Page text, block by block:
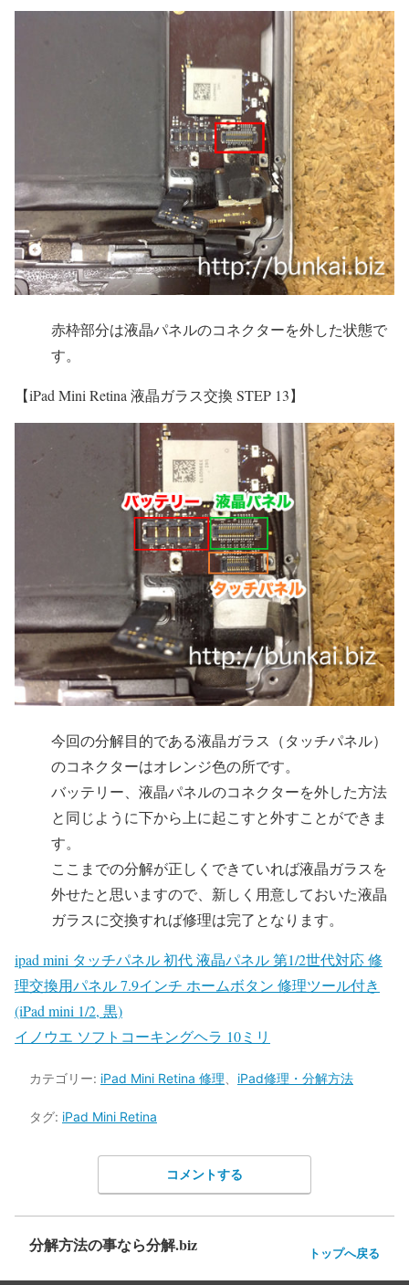
赤枠部分は液晶パネルのコネクターを外した状態で
す。
【iPad Mini Retina 液晶ガラス交換 STEP 13】
今回の分解目的である液晶ガラス（タッチパネル）
のコネクターはオレンジ色の所です。
バッテリー、液晶パネルのコネクターを外した方法
と同じように下から上に起こすと外すことができま
す。
ここまでの分解が正しくできていれば液晶ガラスを
外せたと思いますので、新しく用意しておいた液晶
ガラスに交換すれば修理は完了となります。
ipad mini タッチパネル 初代 液晶パネル 第1/2世代対応 修
理交換用パネル 7.9インチ ホームボタン 修理ツール付き
(iPad mini 1/2, 黒)
イノウエ ソフトコーキングヘラ 10ミリ
カテゴリー: iPad Mini Retina 修理 iPad修理・分解方法
タグ: iPad Mini Retina
コメントする
分解方法の事なら分解.biz トップへ戻る